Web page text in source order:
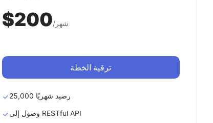
$200 /شهر
ترقية الخطة
25,000 رصيد شهريًا
وصول إلى RESTful API